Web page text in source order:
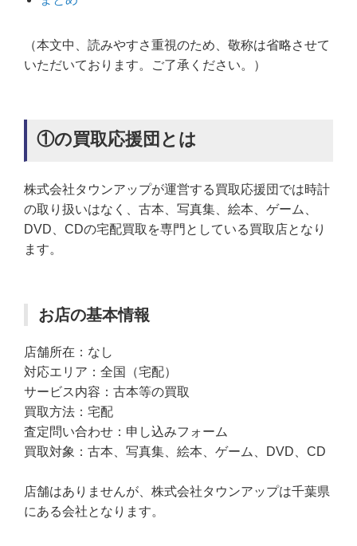
（本文中、読みやすさ重視のため、敬称は省略させて
いただいております。ご了承ください。）
①の買取応援団とは
株式会社タウンアップが運営する買取応援団では時計
の取り扱いはなく、古本、写真集、絵本、ゲーム、
DVD、CDの宅配買取を専門としている買取店となり
ます。
お店の基本情報
店舗所在：なし
対応エリア：全国（宅配）
サービス内容：古本等の買取
買取方法：宅配
査定問い合わせ：申し込みフォーム
買取対象：古本、写真集、絵本、ゲーム、DVD、CD
店舗はありませんが、株式会社タウンアップは千葉県
にある会社となります。